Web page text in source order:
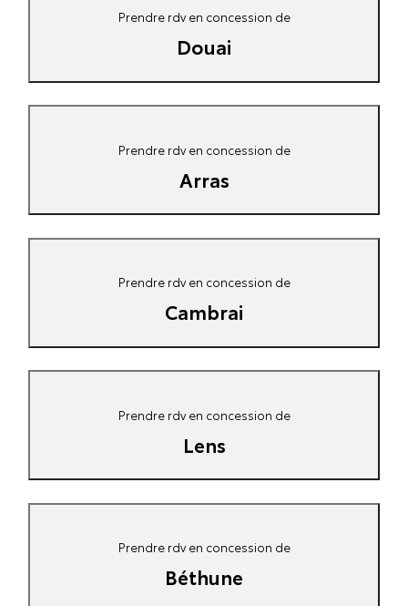
Prendre rdv en concession de
Douai
Prendre rdv en concession de
Arras
Prendre rdv en concession de
Cambrai
Prendre rdv en concession de
Lens
Prendre rdv en concession de
Béthune